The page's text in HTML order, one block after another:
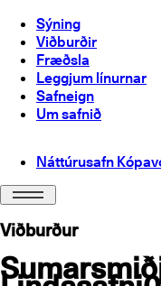
Sýning
Viðburðir
Fræðsla
Leggjum línurnar
Safneign
Um safnið
Náttúrusafn
Viðburður